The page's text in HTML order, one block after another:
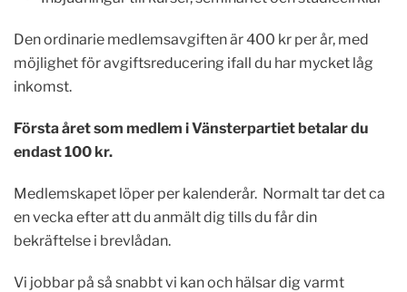
Den ordinarie medlemsavgiften är 400 kr per år, med
möjlighet för avgiftsreducering ifall du har mycket låg
inkomst.
Första året som medlem i Vänsterpartiet betalar du
endast 100 kr.
Medlemskapet löper per kalenderår. Normalt tar det ca
en vecka efter att du anmält dig tills du får din
bekräftelse i brevlådan.
Vi jobbar på så snabbt vi kan och hälsar dig varmt